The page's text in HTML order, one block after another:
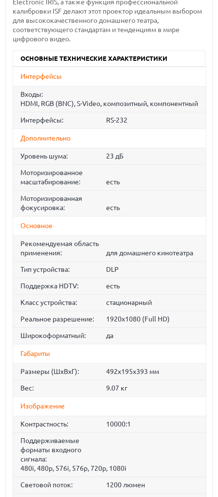
Electronic IRIS, а также функция профессиональной
калибровки ISF делают этот проектор идеальным выбором
для высококачественного домашнего театра,
соответствующего стандартам и тенденциям в мире
цифрового видео.
ОСНОВНЫЕ ТЕХНИЧЕСКИЕ ХАРАКТЕРИСТИКИ
Интерфейсы
Входы:
HDMI, RGB (BNC), S-Video, композитный, компонентный
Интерфейсы: RS-232
Дополнительно
Уровень шума: 23 дБ
Моторизированное
масштабирование:
есть
Моторизированная
фокусировка:
есть
Основное
Рекомендуемая область
применения:
для домашнего кинотеатра
Тип устройства: DLP
Поддержка HDTV: есть
Класс устройства: стационарный
Реальное разрешение: 1920x1080 (Full HD)
Широкоформатный: да
Габариты
Размеры (ШxВxГ): 492x195x393 мм
Вес: 9.07 кг
Изображение
Контрастность: 10000:1
Поддерживаемые
форматы входного
сигнала:
480i, 480p, 576i, 576p, 720p, 1080i
Световой поток: 1200 люмен